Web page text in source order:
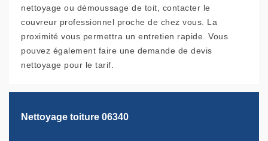
nettoyage ou démoussage de toit, contacter le
couvreur professionnel proche de chez vous. La
proximité vous permettra un entretien rapide. Vous
pouvez également faire une demande de devis
nettoyage pour le tarif.
Nettoyage toiture 06340